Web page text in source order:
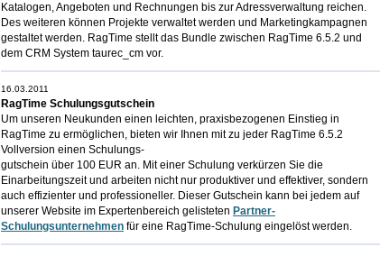
Katalogen, Angeboten und Rechnungen bis zur Adressverwaltung reichen.
Des weiteren können Projekte verwaltet werden und Marketingkampagnen
gestaltet werden. RagTime stellt das Bundle zwischen RagTime 6.5.2 und
dem CRM System taurec_cm vor.
16.03.2011
RagTime Schulungsgutschein
Um unseren Neukunden einen leichten, praxisbezogenen Einstieg in
RagTime zu ermöglichen, bieten wir Ihnen mit zu jeder RagTime 6.5.2
Vollversion einen Schulungs-
gutschein über 100 EUR an. Mit einer Schulung verkürzen Sie die
Einarbeitungszeit und arbeiten nicht nur produktiver und effektiver, sondern
auch effizienter und professioneller. Dieser Gutschein kann bei jedem auf
unserer Website im Expertenbereich gelisteten Partner-
Schulungsunternehmen für eine RagTime-Schulung eingelöst werden.